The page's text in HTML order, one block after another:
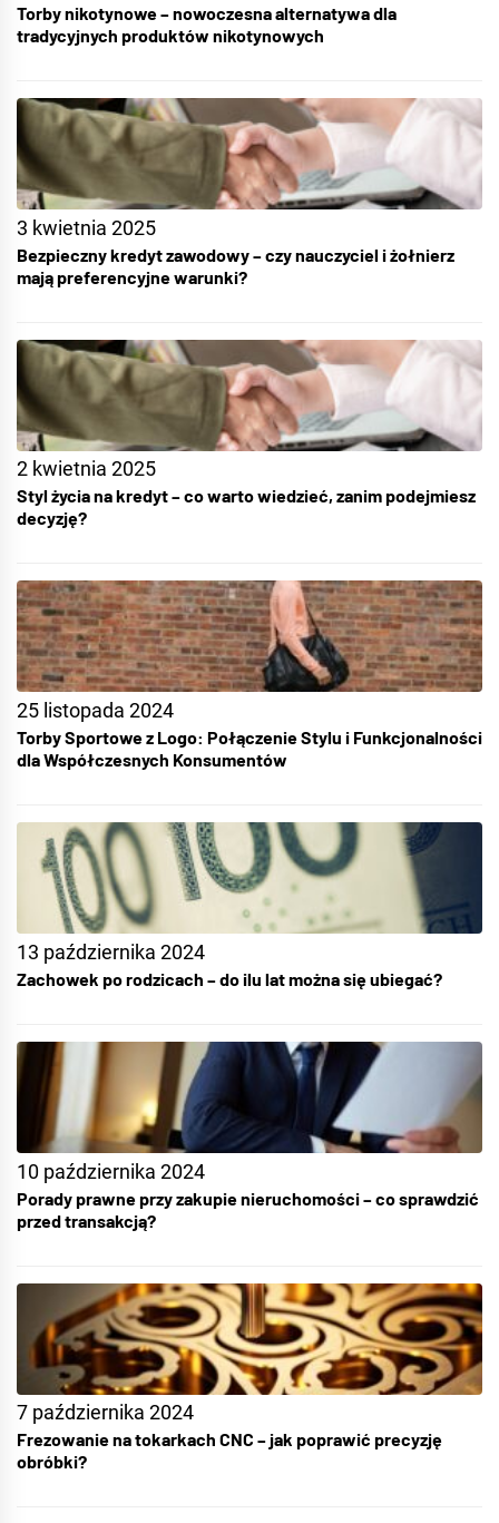
Torby nikotynowe – nowoczesna alternatywa dla
tradycyjnych produktów nikotynowych
3 kwietnia 2025
Bezpieczny kredyt zawodowy – czy nauczyciel i żołnierz
mają preferencyjne warunki?
2 kwietnia 2025
Styl życia na kredyt – co warto wiedzieć, zanim podejmiesz
decyzję?
25 listopada 2024
Torby Sportowe z Logo: Połączenie Stylu i Funkcjonalności
dla Współczesnych Konsumentów
13 października 2024
Zachowek po rodzicach – do ilu lat można się ubiegać?
10 października 2024
Porady prawne przy zakupie nieruchomości – co sprawdzić
przed transakcją?
7 października 2024
Frezowanie na tokarkach CNC – jak poprawić precyzję
obróbki?